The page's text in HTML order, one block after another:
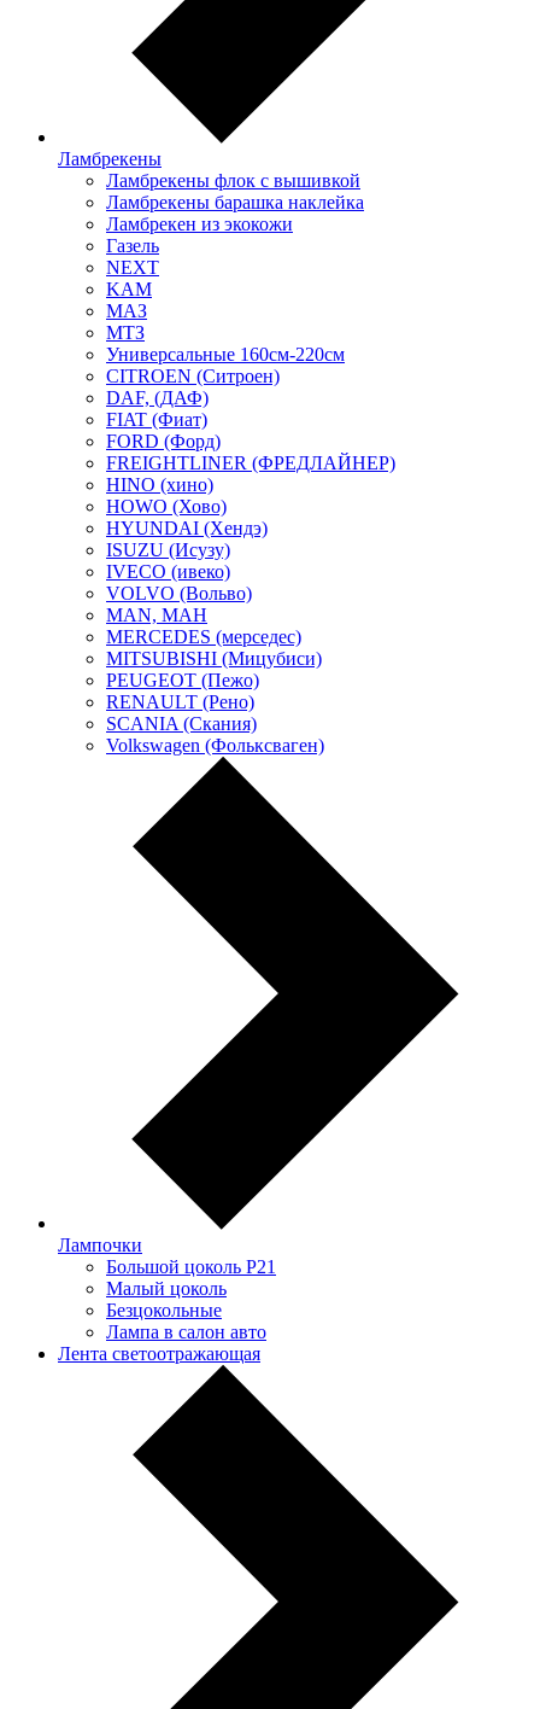
Ламбрекены
Ламбрекены флок с вышивкой
Ламбрекены барашка наклейка
Ламбрекен из экокожи
Газель
NEXT
KAM
МАЗ
МТЗ
Универсальные 160см-220см
CITROEN (Ситроен)
DAF, (ДАФ)
FIAT (Фиат)
FORD (Форд)
FREIGHTLINER (ФРЕДЛАЙНЕР)
HINO (хино)
HOWO (Хово)
HYUNDAI (Хендэ)
ISUZU (Исузу)
IVECO (ивеко)
VOLVO (Вольво)
MAN, МАН
MERCEDES (мерседес)
MITSUBISHI (Мицубиси)
PEUGEOT (Пежо)
RENAULT (Рено)
SCANIA (Скания)
Volkswagen (Фольксваген)
Лампочки
Большой цоколь P21
Малый цоколь
Безцокольные
Лампа в салон авто
Лента светоотражающая